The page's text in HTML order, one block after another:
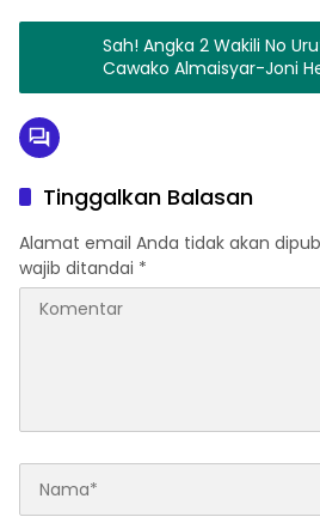
Sah! Angka 2 Wakili No
Cawako Almaisyar-Joni
Tinggalkan Balasan
Alamat email Anda tidak akan
wajib ditandai *